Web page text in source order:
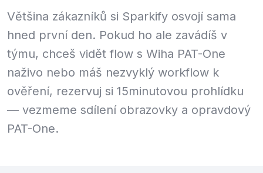
Většina zákazníků si Sparkify osvojí sama
hned první den. Pokud ho ale zavádíš v
týmu, chceš vidět flow s Wiha PAT-One
naživo nebo máš nezvyklý workflow k
ověření, rezervuj si 15minutovou prohlídku
— vezmeme sdílení obrazovky a opravdový
PAT-One.